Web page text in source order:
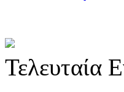
Τελευταία